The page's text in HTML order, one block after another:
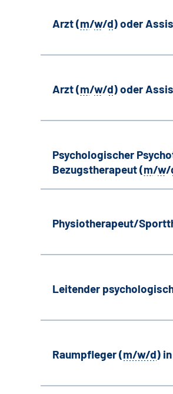
Arzt (m/w/d) oder
Arzt (m/w/d) oder
Psychologischer
Bezugstherapeut (m/w/
Physiotherapeut/
Leitender
Raumpfleger (m/w/d)